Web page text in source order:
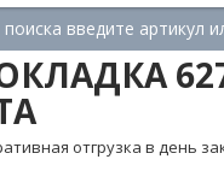
отгрузка в день